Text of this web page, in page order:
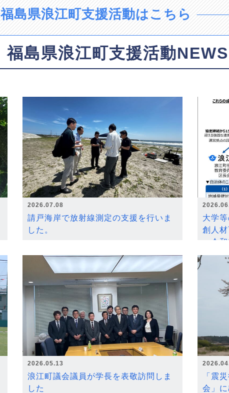
福島県浪江町支援活動はこちら
福島県浪江町支援活動NEWS
2026.07.08
請戸海岸で放射線測定の支援を行いま
した。
大学
創人
～令
2026.05.13
浪江町議会議員が学長を表敬訪問しま
した
「震
会」